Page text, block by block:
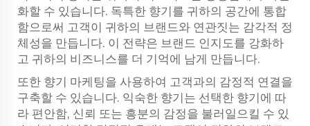
화할 수 있습니다. 독특한 향기를 귀하의 공간에 통합
함으로써 고객이 귀하의 브랜드와 연관짓는 감각적 정
체성을 만듭니다. 이 전략은 브랜드 인지도를 강화하
고 귀하의 비즈니스를 더 기억에 남게 만듭니다.
또한 향기 마케팅을 사용하여 고객과의 감정적 연결을
구축할 수 있습니다. 익숙한 향기는 선택한 향기에 따
라 편안함, 신뢰 또는 흥분의 감정을 불러일으킬 수 있